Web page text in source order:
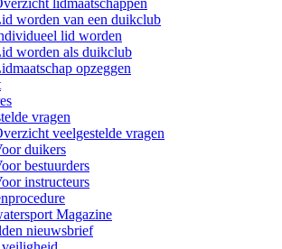
lidmaatschappen
worden van een duikclub
lid worden
worden als duikclub
opzeggen
vragen
veelgestelde vragen
duikers
bestuurders
instructeurs
Magazine
nieuwsbrief